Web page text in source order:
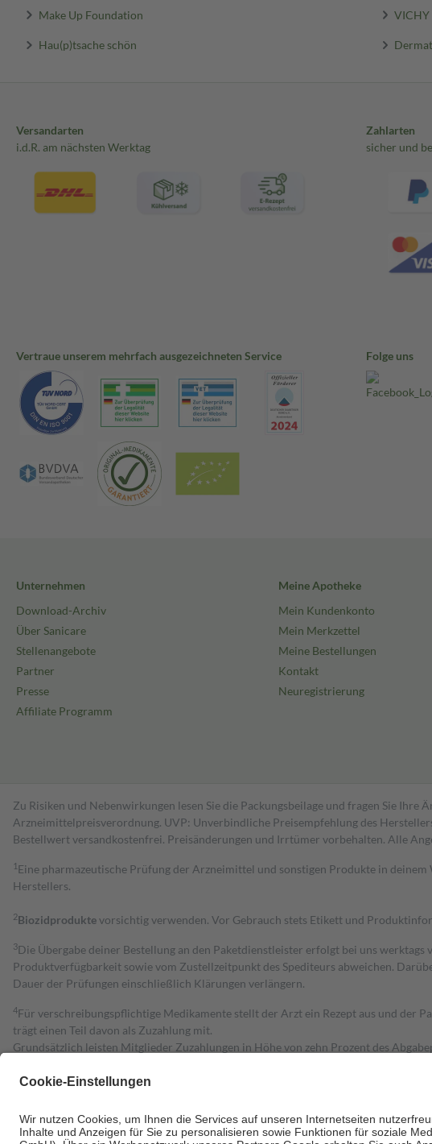
Make Up Foundation VICHY
Hau(p)tsache schön
Versandarten
i.d.R. am nächsten Werktag
Zahlarten
sicher und
Vertraue unserem mehrfach ausgezeichneten Service Folge uns
Unternehmen
Download-Archiv
Über Sanicare
Stellenangebote
Partner
Presse
Affiliate Programm
Meine Apotheke
Mein Kundenkonto
Mein Merkzettel
Meine Bestellungen
Kontakt
Neuregistrierung
Zu Risiken und Nebenwirkungen lesen Sie die Packungsbeilage und fragen Sie
Arzneimittelpreisverordnung. UVP: Unverbindliche Preisempfehlung des
Bestell­wert versand­kosten­frei. Preisänderungen und Irrtümer vorbehalten. Alle
1 Eine pharmazeutische Prüfung der Arzneimittel und sonstigen Produkte in
Herstellers.
2Biozidproduktevorsichtig verwenden. Vor Gebrauch stets Etikett und
3Die Übergabe deiner Bestellung an den Paketdienstleister erfolgt bei uns
Produktverfügbarkeit sowie vom Zustellzeitpunkt des Spediteurs abweichen.
Dauer der Prüfungen einschließlich Klärungen verlängern.
4Für verschreibungspflichtige Medikamente stellt der Arzt ein Rezept aus und der
trägt einen Teil davon als Zuzahlung mit.
Grundsätzlich leisten Mitglieder Zuzahlungen in Höhe von zehn Prozent des
Diese Regeln gelten grundsätzlich auch für Online-Apotheken.
Um das Engagement der Versicherten für ihre eigene Gesundheit zu stärken und
• Kindern und Jugendlichen bis zum vollendeten 18. Lebensjahr mit Ausnahme der